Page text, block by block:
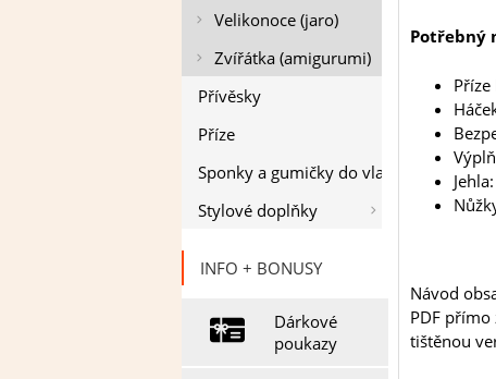
Velikonoce (jaro)
Zvířátka (amigurumi)
Přívěsky
Příze
Sponky a gumičky do vlasů
Stylové doplňky
INFO + BONUSY
Dárkové
poukazy
Potřebný
Návod
PDF
tištěnou